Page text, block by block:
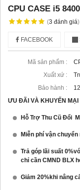
CPU CASE i5
(3 đánh giá)
FACEBOOK
Mã sản phẩm :
Xuất xứ :
Bảo hành :
ƯU ĐÃI VÀ KHUYẾN MẠI
Hỗ Trợ Thu Cũ Đổi
Miễn phí vận
Trả góp lãi suất
chỉ cần CMND BLX
Giảm 20%khi nâng